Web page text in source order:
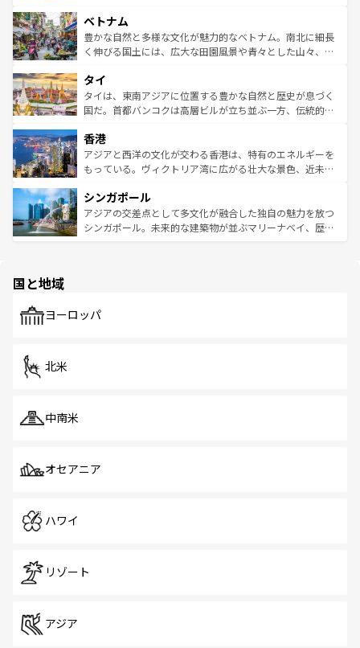
参照してほしい。
容にもいいと評判のスイーツなど、バラエティ豊かな料理
が味わえる。 なお、新着の台湾情報は コンテンツ一覧を参
照してほしい。
き、地方に足を延ばせば四季折々の自然美を楽しむことが
できる。そして、キムチや焼肉、絶品のストリートフード
まで、さまざまな韓国料理が待っている。夜には、韓国な
リティに包まれながら、韓国の多彩な魅力を心ゆくまで味
わってみてほしい。 なお、新着の韓国情報はコンテンツ一
覧を参照してほしい。
ベトナム
豊かな自然と多様な文化が魅力的なベトナム。南北に細長
く伸びる国土には、広大な田園風景や青々とした山々、世
急速な発展と共に伝統が息づく。ハノイの古い町並みやホ
ーチミン市のフランス統治時代の建物も、独特の雰囲気を
醸し出している。また、バラエティの豊かさとおいしさで
とつ。フォーやバインミー、ベトナムコーヒーなどは、ぜ
ひ現地で味わいたい。どの地域を訪れてもあたたかい人々
が旅行者を迎えてくれるので、きっと忘れられない旅にな
参照してほしい。
タイ
タイは、東南アジアに位置する豊かな自然と歴史が息づく
国だ。首都バンコクは高層ビルが立ち並ぶ一方、伝統的な
の活気が交差している。北部ではチェンマイなどの山岳地
帯で自然と触れ合い、南部ではプーケットやクラビの美し
いビーチでリゾート気分を楽しむことができる。タイ料理
激する。気候は一年中温暖で、どの季節にも異なる楽しみ
が待っている。親しみやすいタイの人々、仏教を中心とし
た文化、そして多様な観光資源が、訪れる旅人を魅了し続
香港
アジアと西洋の文化が交わる香港は、特有のエネルギーを
もっている。ヴィクトリア湾に広がる壮大な景色、近未来
み、どこを訪れても感動するはず。観光スポットが密集し
ており、効率よく見どころを回れるのも魅力。息をのむよ
うな絶景から文化的な体験まで、香港を存分に楽しみ尽く
シンガポール
アジアの交差点として多文化が融合した独自の魅力を放つ
シンガポール。未来的な建築物が並ぶマリーナベイ、歴史
で、ホーカーズは地元の風情を楽しめる外せないスポット
国と地域
ヨーロッパ
北米
中南米
オセアニア
ハワイ
リゾート
アジア